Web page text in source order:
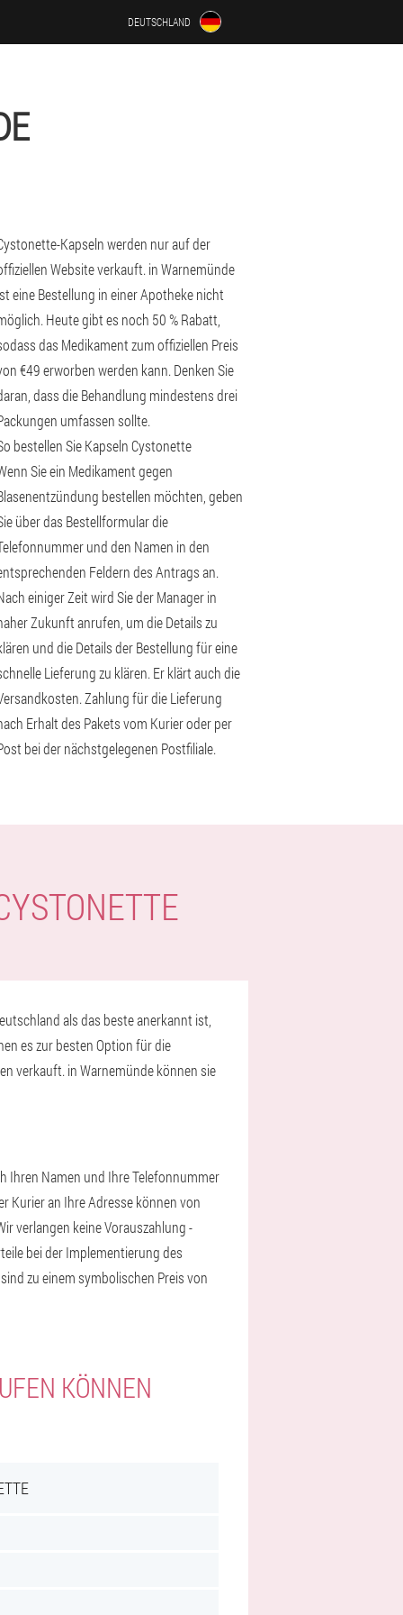
DEUTSCHLAND
Kapseln werden nur auf der
Website verkauft. in Warnemünde
eine Bestellung in einer Apotheke nicht
Heute gibt es noch 50 % Rabatt,
das Medikament zum offiziellen Preis
€49 erworben werden kann. Denken Sie
dass die Behandlung mindestens drei
umfassen sollte.
bestellen Sie Kapseln Cystonette
Sie ein Medikament gegen
bestellen möchten, geben
über das Bestellformular die
und den Namen in den
Feldern des Antrags an.
einiger Zeit wird Sie der Manager in
Zukunft anrufen, um die Details zu
und die Details der Bestellung für eine
Lieferung zu klären. Er klärt auch die
Zahlung für die Lieferung
Erhalt des Pakets vom Kurier oder per
bei der nächstgelegenen Postfiliale.
als das beste anerkannt ist,
es zur besten Option für die
verkauft. in Warnemünde können sie
Ihren Namen und Ihre Telefonnummer
Kurier an Ihre Adresse können von
verlangen keine Vorauszahlung -
bei der Implementierung des
zu einem symbolischen Preis von
KÖNNEN